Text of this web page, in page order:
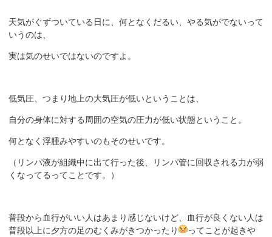
天気がぐずついている日に、何となくだるい、やる気がでないって
いうのは、
実は気のせいではないのですよ。
低気圧、つまり地上の大気圧が低いということは、
自分の身体に対する周囲の空気の圧力が低い状態ということ。
何となく浮腫みやすいのもそのせいです。
（リンパ液が組織中に出て行った後、リンパ管に回収される力が弱
くなってるってことです。）
普段から血行がいい人はあまり感じないけど、血行が良くない人は
普段以上に夕方の足のむくみがきつかったり
ってことが起きや